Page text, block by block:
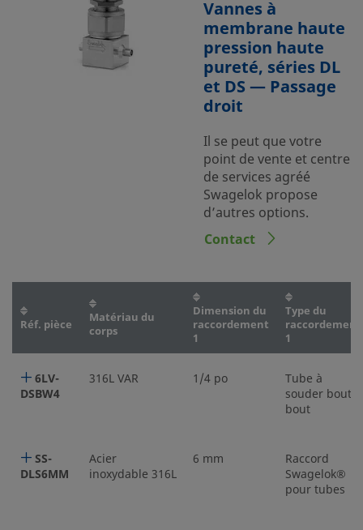
Vannes à
membrane haute
pression haute
pureté, séries DL
et DS — Passage
droit
Il se peut que votre
point de vente et centre
de services agréé
Swagelok propose
d’autres options.
Contact
Réf. pièce
Matériau du
corps
Dimension du
raccordement
1
Type du
raccordement
1
6LV-
DSBW4
316L VAR 1/4 po
Tube à
souder bout à
bout
SS-
DLS6MM
Acier
inoxydable 316L
6 mm
Raccord
Swagelok®
pour tubes